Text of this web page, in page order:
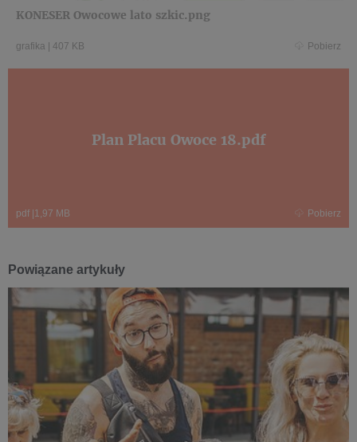
KONESER Owocowe lato szkic.png
grafika | 407 KB Pobierz
Plan Placu Owoce 18.pdf
pdf |1,97 MB Pobierz
Powiązane artykuły